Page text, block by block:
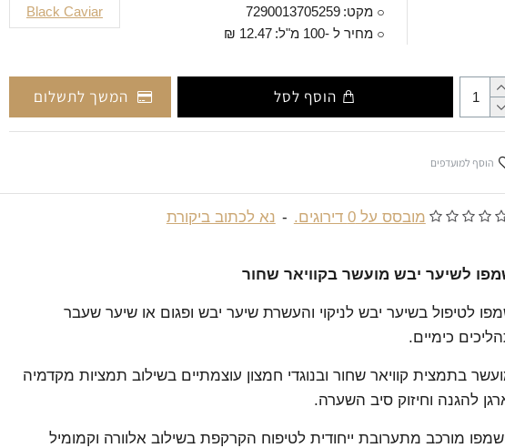
מובסס על 0 דירוגים. - נא לכתוב ביקורת
מקט: 7290013705259
מחיר ל -100 מ"ל:
12.47 ₪
Black Caviar
הוסף לסל המשך לתשלום
הוסף למועדפים
לשיער יבש מועשר בקוויאר שחור
לטיפול בשיער יבש לניקוי והעשרת שיער יבש ופגום או שיער שעבר
כימיים.
בתמצית קוויאר שחור ובנוגדי חמצון עוצמתיים בשילוב תמציות מקדמיה
להגנה וחיזוק סיב השערה.
מורכב מתערובת ייחודית לטיפוח הקרקפת בשילוב אלוורה וקמומיל